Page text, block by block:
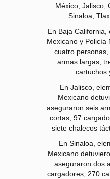
México, Jalisco,
Sinaloa,
En Baja California,
Mexicano y Policía
cuatro
armas largas,
cartuchos
En Jalisco,
Mexicano
aseguraron seis
cortas, 97
siete chalecos
En Sinaloa,
Mexicano
aseguraron dos
cargadores, 270